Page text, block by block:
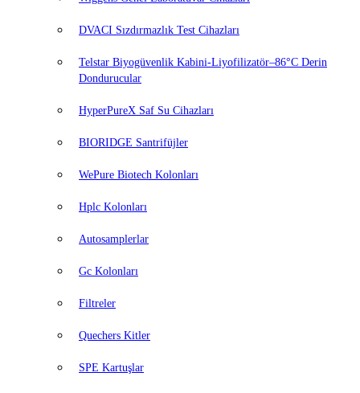
DVACI Sızdırmazlık Test Cihazları
Telstar Biyogüvenlik Kabini-Liyofilizatör–86°C Derin
Dondurucular
HyperPureX Saf Su Cihazları
BIORIDGE Santrifüjler
WePure Biotech Kolonları
Hplc Kolonları
Autosamplerlar
Gc Kolonları
Filtreler
Quechers Kitler
SPE Kartuşlar